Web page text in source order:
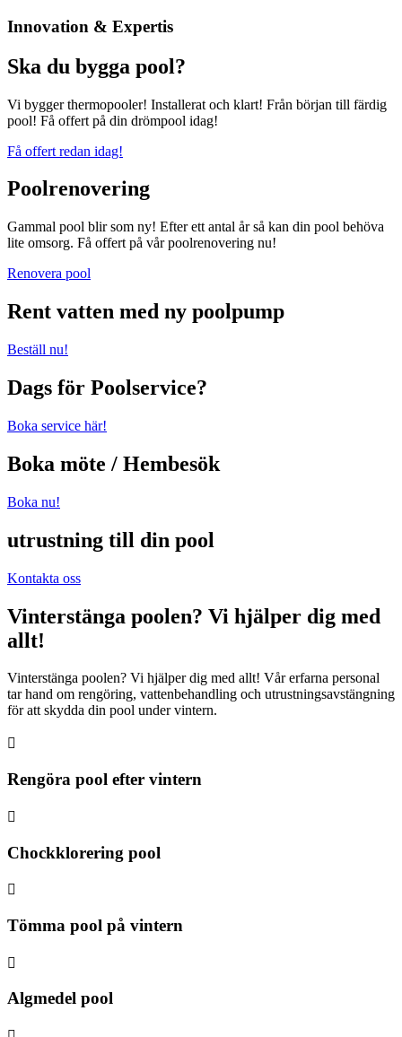
Innovation & Expertis
Ska du bygga pool?
Vi bygger thermopooler! Installerat och klart! Från början till färdig
pool! Få offert på din drömpool idag!
Få offert redan idag!
Poolrenovering
Gammal pool blir som ny! Efter ett antal år så kan din pool behöva
lite omsorg. Få offert på vår poolrenovering nu!
Renovera pool
Rent vatten med ny poolpump
Beställ nu!
Dags för Poolservice?
Boka service här!
Boka möte / Hembesök
Boka nu!
utrustning till din pool
Kontakta oss
Vinterstänga poolen? Vi hjälper dig med
allt!
Vinterstänga poolen? Vi hjälper dig med allt! Vår erfarna personal
tar hand om rengöring, vattenbehandling och utrustningsavstängning
för att skydda din pool under vintern.

Rengöra pool efter vintern

Chockklorering pool

Tömma pool på vintern

Algmedel pool